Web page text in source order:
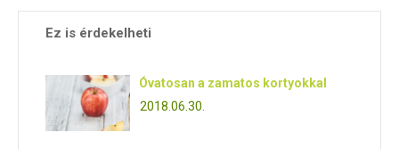
Ez is érdekelheti
Óvatosan a zamatos kortyokkal
2018.06.30.